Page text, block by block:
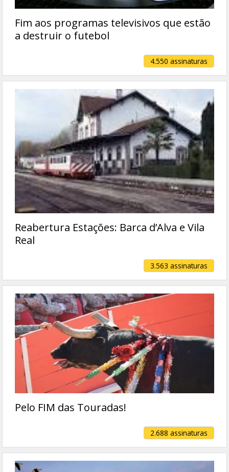
Fim aos programas televisivos que estão
a destruir o futebol
4.550 assinaturas
Reabertura Estações: Barca d’Alva e Vila
Real
3.563 assinaturas
Pelo FIM das Touradas!
2.688 assinaturas